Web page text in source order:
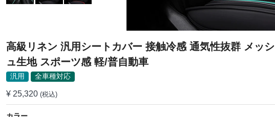
高級リネン 汎用シートカバー 接触冷感 通気性抜群 メッシ
ュ生地 スポーツ感 軽/普自動車
汎用 全車種対応
¥ 25,320 (税込)